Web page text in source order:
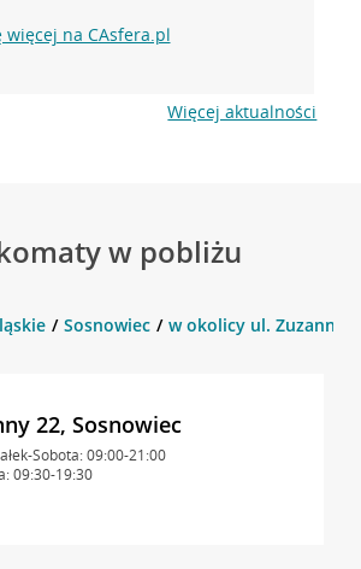
więcej na CAsfera.pl
Więcej aktualności
w pobliżu
Sosnowiec w okolicy ul. Zuzanny
22, Sosnowiec
Sobota: 09:00-21:00
09:30-19:30